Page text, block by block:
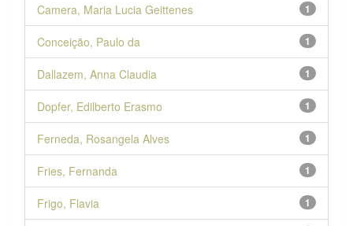
1
Camera, Maria Lucia Geittenes
1
Conceição, Paulo da
1
Dallazem, Anna Claudia
1
Dopfer, Edilberto Erasmo
1
Ferneda, Rosangela Alves
1
Fries, Fernanda
1
Frigo, Flavia